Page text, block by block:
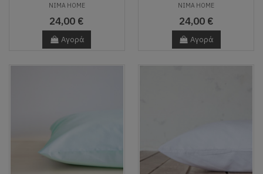
NIMA HOME
24,00 €
Αγορά
NIMA HOME
24,00 €
Αγορά